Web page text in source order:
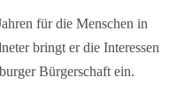
für die Menschen in
bringt er die Interessen
Bürgerschaft ein.